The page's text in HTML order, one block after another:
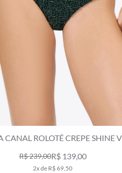
HOT PANT CREPE SHINE
R$ 239,00R$ 139,00
2x de R$ 69,50